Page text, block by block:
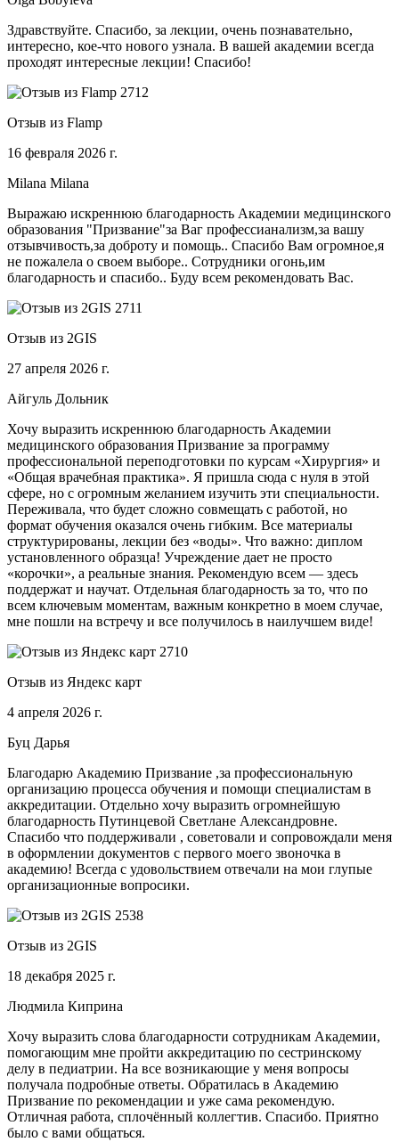
Здравствуйте. Спасибо, за лекции, очень познавательно,
интересно, кое-что нового узнала. В вашей академии всегда
проходят интересные лекции! Спасибо!
Отзыв из Flamp
16 февраля 2026 г.
Milana Milana
Выражаю искреннюю благодарность Академии медицинского
образования "Призвание"за Ваг профессианализм,за вашу
отзывчивость,за доброту и помощь.. Спасибо Вам огромное,я
не пожалела о своем выборе.. Сотрудники огонь,им
благодарность и спасибо.. Буду всем рекомендовать Вас.
Отзыв из 2GIS
27 апреля 2026 г.
Айгуль Дольник
Хочу выразить искреннюю благодарность Академии
медицинского образования Призвание за программу
профессиональной переподготовки по курсам «Хирургия» и
«Общая врачебная практика». Я пришла сюда с нуля в этой
сфере, но с огромным желанием изучить эти специальности.
Переживала, что будет сложно совмещать с работой, но
формат обучения оказался очень гибким. Все материалы
структурированы, лекции без «воды». Что важно: диплом
установленного образца! Учреждение дает не просто
«корочки», а реальные знания. Рекомендую всем — здесь
поддержат и научат. Отдельная благодарность за то, что по
всем ключевым моментам, важным конкретно в моем случае,
мне пошли на встречу и все получилось в наилучшем виде!
Отзыв из Яндекс карт
4 апреля 2026 г.
Буц Дарья
Благодарю Академию Призвание ,за профессиональную
организацию процесса обучения и помощи специалистам в
аккредитации. Отдельно хочу выразить огромнейшую
благодарность Путинцевой Светлане Александровне.
Спасибо что поддерживали , советовали и сопровождали меня
в оформлении документов с первого моего звоночка в
академию! Всегда с удовольствием отвечали на мои глупые
организационные вопросики.
Отзыв из 2GIS
18 декабря 2025 г.
Людмила Киприна
Хочу выразить слова благодарности сотрудникам Академии,
помогающим мне пройти аккредитацию по сестринскому
делу в педиатрии. На все возникающие у меня вопросы
получала подробные ответы. Обратилась в Академию
Призвание по рекомендации и уже сама рекомендую.
Отличная работа, сплочённый коллегтив. Спасибо. Приятно
было с вами общаться.